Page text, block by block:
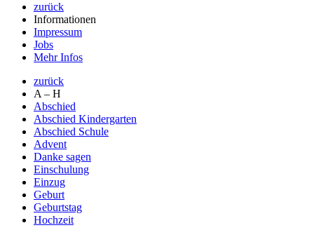
zurück
Informationen
Impressum
Jobs
Mehr Infos
zurück
A – H
Abschied
Abschied Kindergarten
Abschied Schule
Advent
Danke sagen
Einschulung
Einzug
Geburt
Geburtstag
Hochzeit